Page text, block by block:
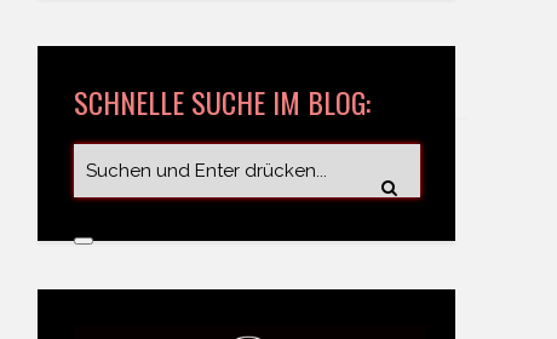
SCHNELLE SUCHE IM BLOG: